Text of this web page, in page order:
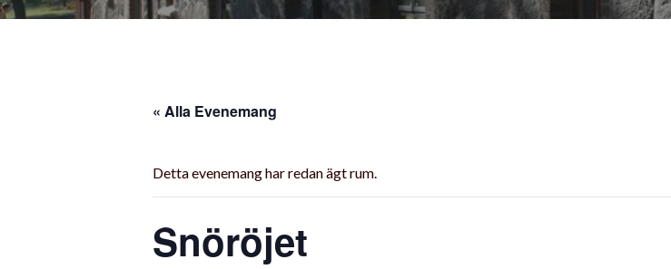
« Alla Evenemang
Detta evenemang har redan ägt rum.
Snöröjet